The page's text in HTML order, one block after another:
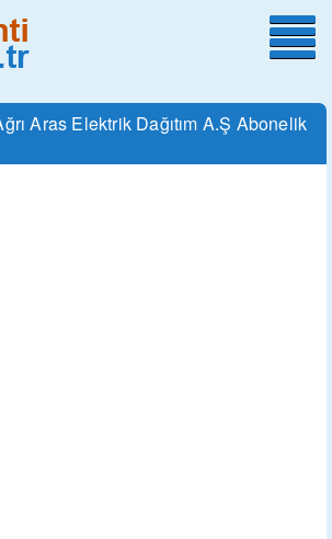
Aras Elektrik Dağıtım A.Ş Abonelik